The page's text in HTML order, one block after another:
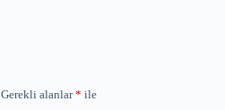
Gerekli alanlar* ile